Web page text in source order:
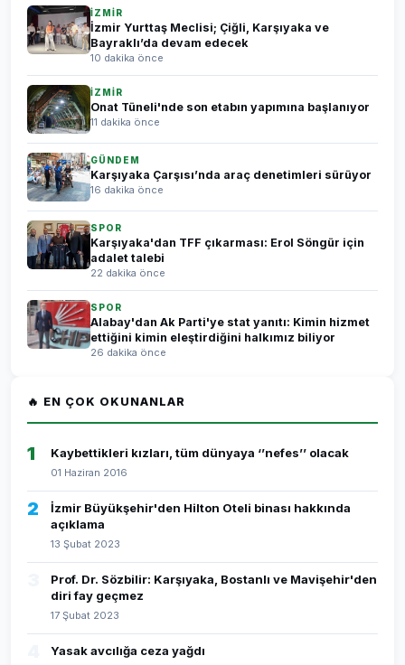
İZMİR
İzmir Yurttaş Meclisi; Çiğli, Karşıyaka ve
Bayraklı’da devam edecek
10 dakika önce
İZMİR
Onat Tüneli'nde son etabın yapımına başlanıyor
11 dakika önce
GÜNDEM
Karşıyaka Çarşısı’nda araç denetimleri sürüyor
16 dakika önce
SPOR
Karşıyaka'dan TFF çıkarması: Erol Söngür için
adalet talebi
22 dakika önce
SPOR
Alabay'dan Ak Parti'ye stat yanıtı: Kimin hizmet
ettiğini kimin eleştirdiğini halkımız biliyor
26 dakika önce
🔥 EN ÇOK OKUNANLAR
1 Kaybettikleri kızları, tüm dünyaya ‘’nefes’’ olacak
01 Haziran 2016
2
İzmir Büyükşehir'den Hilton Oteli binası hakkında
açıklama
13 Şubat 2023
Prof. Dr. Sözbilir: Karşıyaka, Bostanlı ve Mavişehir'den
diri fay geçmez
17 Şubat 2023
Yasak avcılığa ceza yağdı